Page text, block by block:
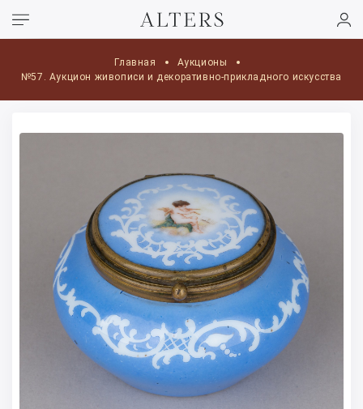
Главная
Аукционы
№57. Аукцион живописи и декоративно-прикладного искусства